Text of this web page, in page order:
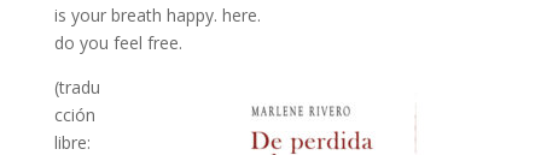
is your breath happy. here.
do you feel free.
(tradu
cción
libre: